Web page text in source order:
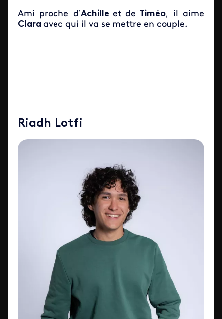
Ami proche d’Achille et de Timéo, il aime
Clara avec qui il va se mettre en couple.
Riadh Lotfi